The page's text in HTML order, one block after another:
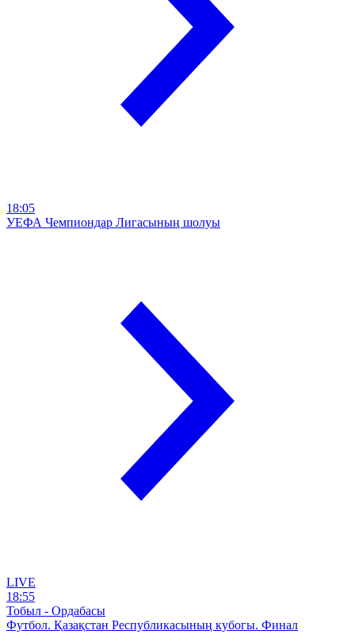
18:05
УЕФА Чемпиондар Лигасының шолуы
LIVE
18:55
Тобыл - Ордабасы
Футбол. Қазақстан Республикасының кубогы. Финал